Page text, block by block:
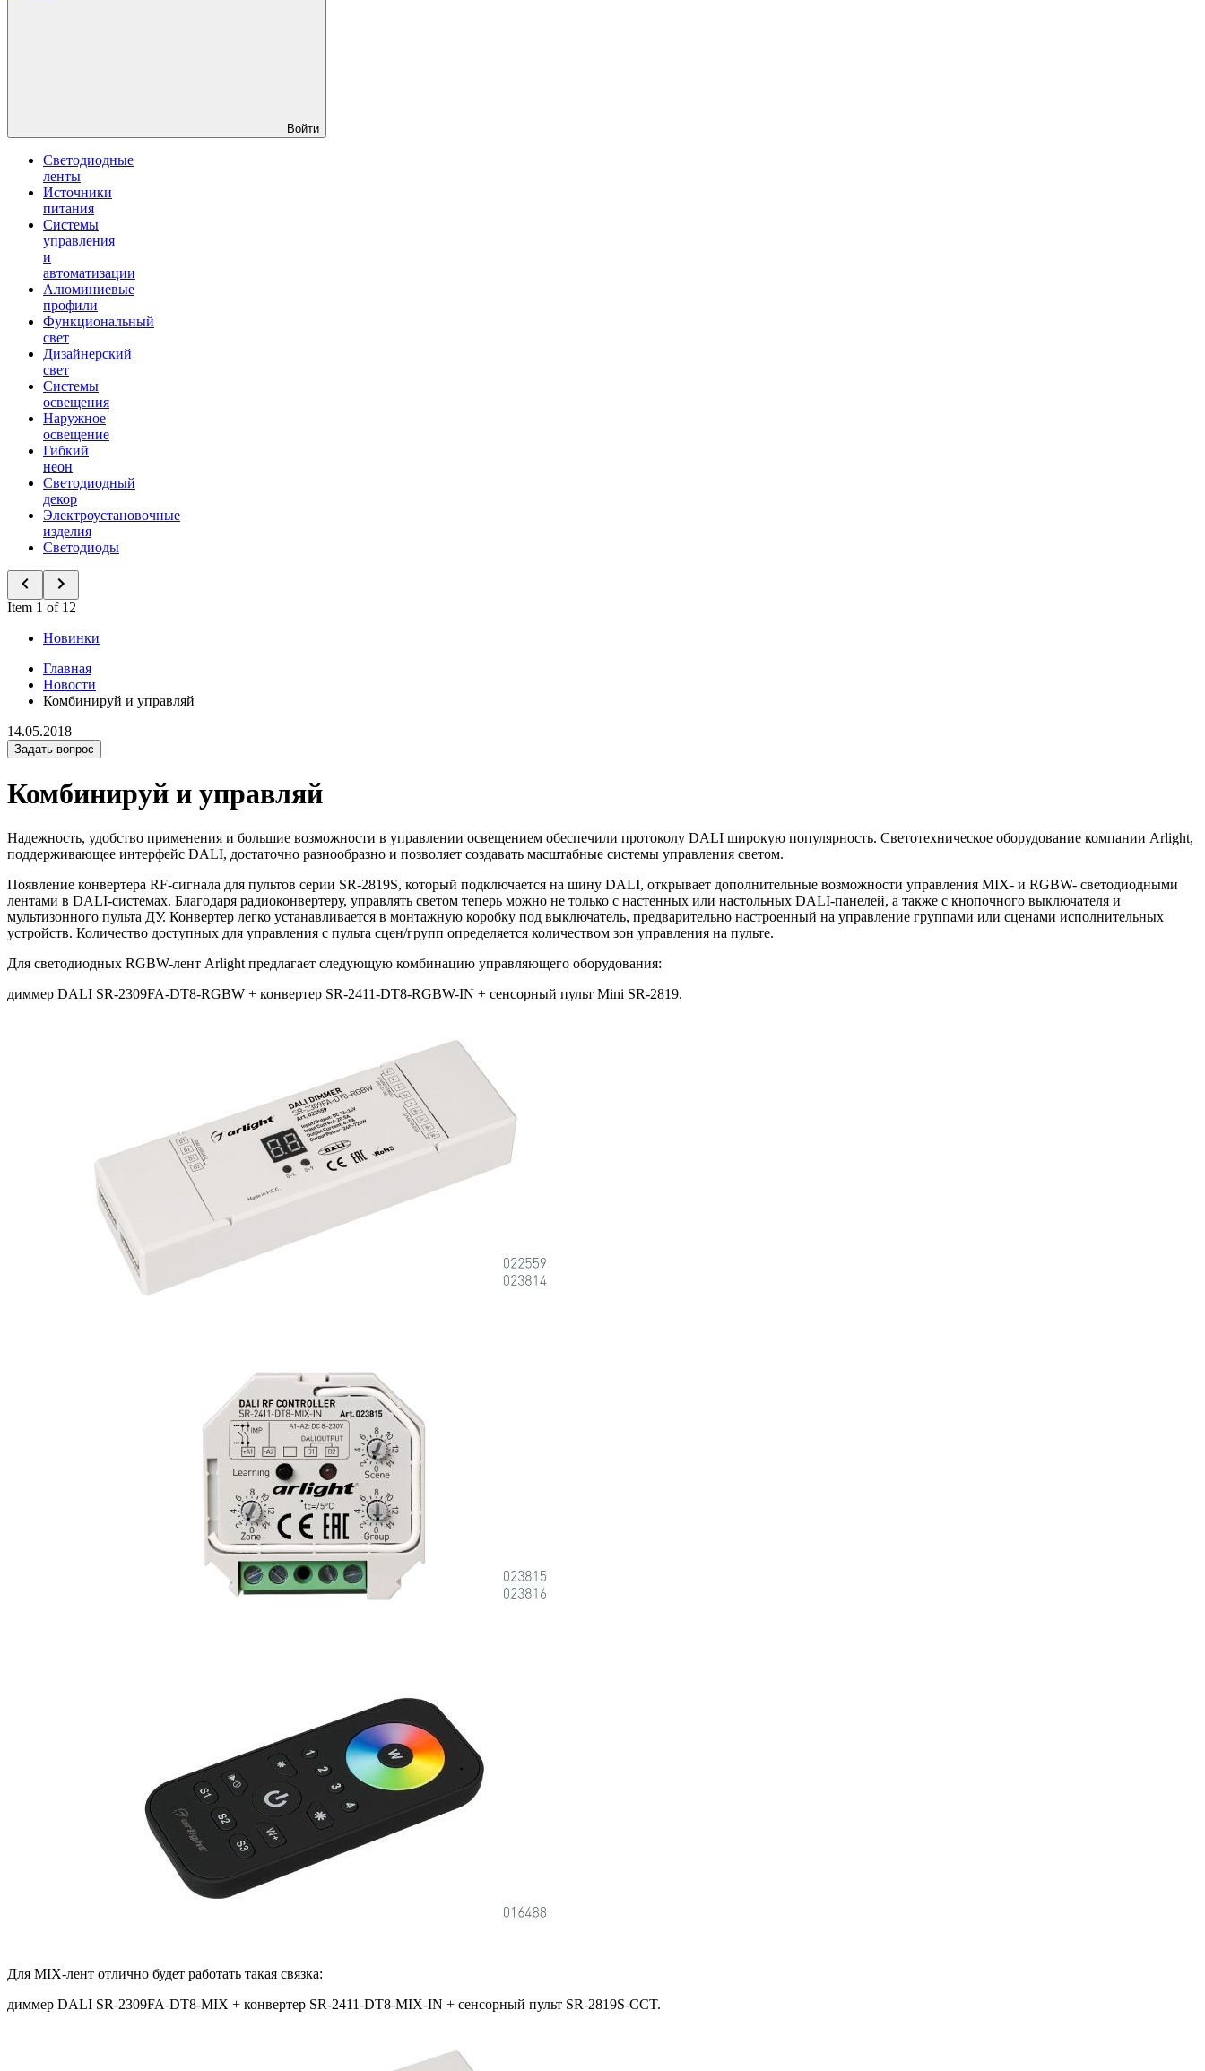
Войти
Светодиодные
ленты
Источники
питания
Системы
управления
и
автоматизации
Алюминиевые
профили
Функциональный
свет
Дизайнерский
свет
Системы
освещения
Наружное
освещение
Гибкий
неон
Светодиодный
декор
Электроустановочные
изделия
Светодиоды
Item 1 of 12
Новинки
Главная
Новости
Комбинируй и управляй
14.05.2018
Задать вопрос
Комбинируй и управляй
Надежность, удобство применения и большие возможности в управлении освещением обеспечили протоколу DALI широкую популярность. Светотехническое оборудование компании Arlight,
поддерживающее интерфейс DALI, достаточно разнообразно и позволяет создавать масштабные системы управления светом.
Появление конвертера RF-сигнала для пультов серии SR-2819S, который подключается на шину DALI, открывает дополнительные возможности управления MIX- и RGBW- светодиодными
лентами в DALI-системах. Благодаря радиоконвертеру, управлять светом теперь можно не только с настенных или настольных DALI-панелей, а также с кнопочного выключателя и
мультизонного пульта ДУ. Конвертер легко устанавливается в монтажную коробку под выключатель, предварительно настроенный на управление группами или сценами исполнительных
устройств. Количество доступных для управления с пульта сцен/групп определяется количеством зон управления на пульте.
Для светодиодных RGBW-лент Arlight предлагает следующую комбинацию управляющего оборудования:
диммер DALI SR-2309FA-DT8-RGBW + конвертер SR-2411-DT8-RGBW-IN + сенсорный пульт Mini SR-2819.
Для MIX-лент отлично будет работать такая связка:
диммер DALI SR-2309FA-DT8-MIX + конвертер SR-2411-DT8-MIX-IN + сенсорный пульт SR-2819S-CCT.